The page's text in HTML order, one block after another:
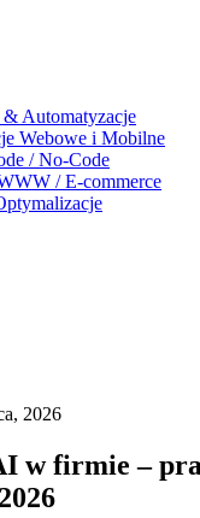
Automatyzacje
Webowe i Mobilne
/ No-Code
/ E-commerce
2026
w firmie –